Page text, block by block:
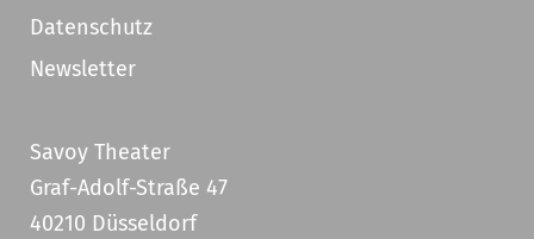
Datenschutz
Newsletter
Savoy Theater
Graf-Adolf-Straße 47
40210 Düsseldorf